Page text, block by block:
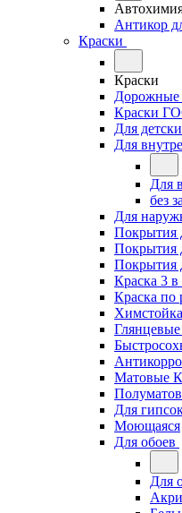
Антикор
Краски
Краски
Дорожные
Краски
Для
Для
Для
без
Для
Покрытия
Покрытия
Покрытия
Краска 3
Краска по
Глянцевые
Матовые
Для
Моющаяся
Для обоев
Для